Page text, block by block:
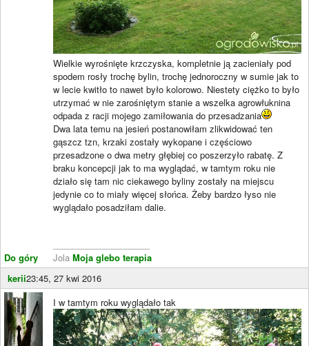
Do góry
Wielkie wyrośnięte krzczyska, kompletnie ją zacieniały pod
spodem rosły trochę bylin, trochę jednoroczny w sumie jak to
w lecie kwitło to nawet było kolorowo. Niestety ciężko to było
utrzymać w nie zarośniętym stanie a wszelka agrowłuknina
odpada z racji mojego zamiłowania do przesadzania
Dwa lata temu na jesień postanowiłam zlikwidować ten
gąszcz tzn, krzaki zostały wykopane i częściowo
przesadzone o dwa metry głębiej co poszerzyło rabatę. Z
braku koncepcji jak to ma wyglądać, w tamtym roku nie
działo się tam nic ciekawego byliny zostały na miejscu
jedynie co to miały więcej słońca. Żeby bardzo łyso nie
wyglądało posadziłam dalie.
Jola Moja glebo terapia
kerii23:45, 27 kwi 2016
I w tamtym roku wyglądało tak